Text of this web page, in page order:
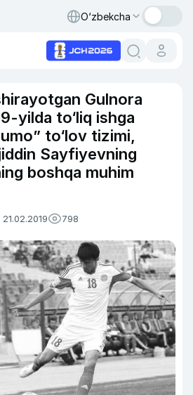
O‘zbekcha
Gulnora
yilda to‘liq ishga
to‘lov tizimi,
Sayfiyevning
boshqa muhim
798